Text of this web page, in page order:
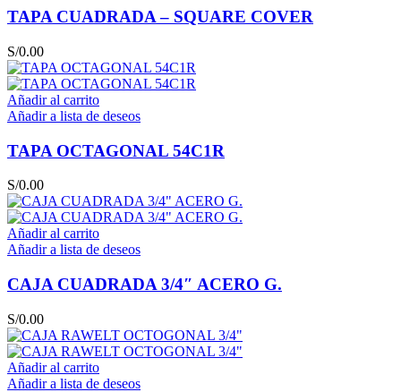
TAPA CUADRADA – SQUARE COVER
S/0.00
Añadir al carrito
Añadir a lista de deseos
TAPA OCTAGONAL 54C1R
S/0.00
Añadir al carrito
Añadir a lista de deseos
CAJA CUADRADA 3/4″ ACERO G.
S/0.00
Añadir al carrito
Añadir a lista de deseos